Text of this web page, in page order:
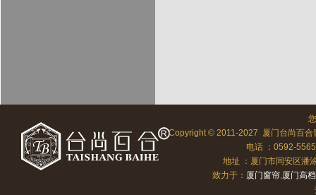
Copyright © 2011-2027 厦门台尚百
电话 ：0592-
地址 ：厦门市同安区潘
致力于： 厦门窗帘,厦门高